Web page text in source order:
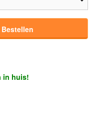
Bestellen
in huis!